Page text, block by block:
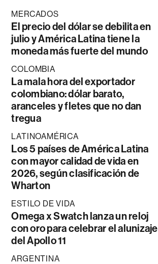
MERCADOS
El precio del dólar se debilita en
julio y América Latina tiene la
moneda más fuerte del mundo
COLOMBIA
La mala hora del exportador
colombiano: dólar barato,
aranceles y fletes que no dan
tregua
LATINOAMÉRICA
Los 5 países de América Latina
con mayor calidad de vida en
2026, según clasificación de
Wharton
ESTILO DE VIDA
Omega x Swatch lanza un reloj
con oro para celebrar el alunizaje
del Apollo 11
ARGENTINA